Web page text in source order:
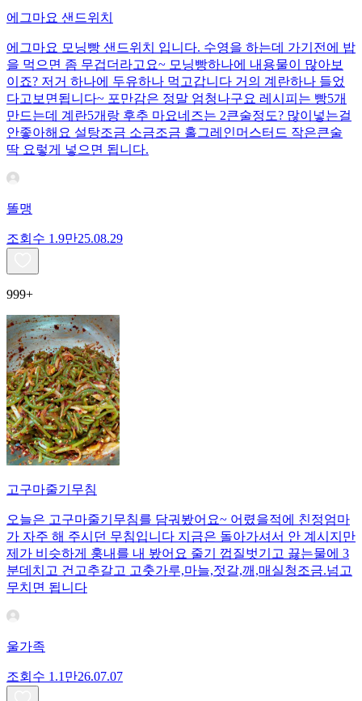
에그마요 샌드위치
에그마요 모닝빵 샌드위치 입니다. 수영을 하는데 가기전에 밥
을 먹으면 좀 무겁더라고요~ 모닝빵하나에 내용물이 많아보
이죠? 저거 하나에 두유하나 먹고갑니다 거의 계란하나 들었
다고보면됩니다~ 포만감은 정말 엄청나구요 레시피는 빵5개
만드는데 계란5개랑 후추 마요네즈는 2큰술정도? 많이넣는걸
안좋아해요 설탕조금 소금조금 홀그레인머스터드 작은큰술
딱 요렇게 넣으면 됩니다.
똘맹
조회수 1.9만25.08.29
999+
고구마줄기무침
오늘은 고구마줄기무침를 담궈봤어요~ 어렸을적에 친정엄마
가 자주 해 주시던 무침입니다 지금은 돌아가셔서 안 계시지만
제가 비슷하게 훙내를 내 봤어요 줄기 껍질벗기고 끓는물에 3
분데치고 건고추갈고 고춧가루,마늘,젓갈,깨,매실청조금.넘고
무치면 됩니다
울가족
조회수 1.1만26.07.07